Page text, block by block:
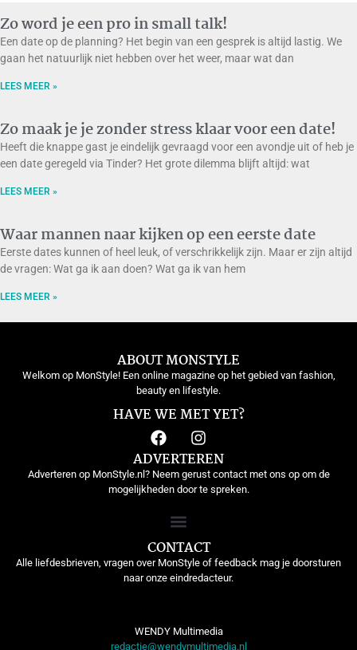
Zo word je een pro in small talk!
Een date op de planning? Het begin van een gesprek is altijd lastig. We
gaan het natuurlijk niet hebben over het weer, maar wat dan
LEES MEER »
Zo maak je je zonder stress klaar voor een date!
Heeft die knappe gast je eindelijk gevraagd voor een avondje uit of heb je
een date geregeld via Tinder? Het grote dilemma blijft altijd: wat
LEES MEER »
Waar mannen naar kijken op een eerste date
Eerste dates kunnen of heel leuk, of verschrikkelijk zijn. Maar er zijn altijd
de vragen: Wat ga ik aan doen? Wat ga ik van hem
LEES MEER »
ABOUT MONSTYLE
Welkom op MonStyle! Een online magazine op het gebied van fashion,
beauty en lifestyle.
HAVE WE MET YET?
ADVERTEREN
Adverteren op MonStyle.nl? Neem gerust contact met ons op om de
mogelijkheden door te spreken.
CONTACT
Alle liefdesbrieven, vragen over MonStyle of feedback mag je doorsturen
naar onze eindredacteur.
WENDY Multimedia
redactie@wendymultimedia.nl